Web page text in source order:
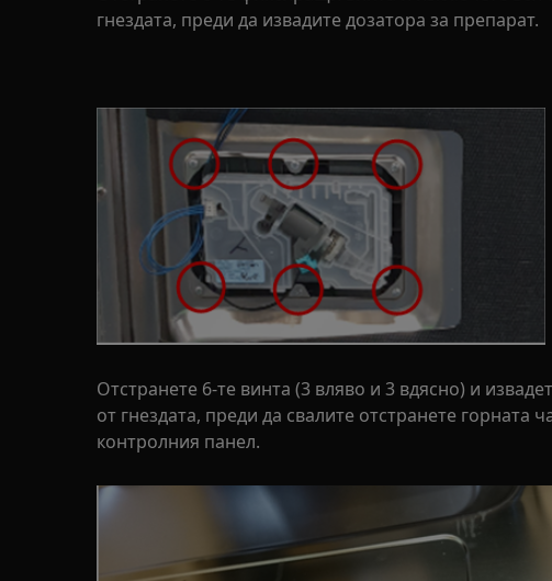
гнездата, преди да извадите дозатора за препарат.
Отстранете 6-те винта (3 вляво и 3 вдясно) и
от гнездата, преди да свалите отстранете горната
контролния панел.